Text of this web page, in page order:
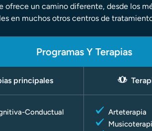
ofrece un camino diferente, desde los
en muchos otros centros de
Programas Y Terapias
principales
Conductual
Arteterapia